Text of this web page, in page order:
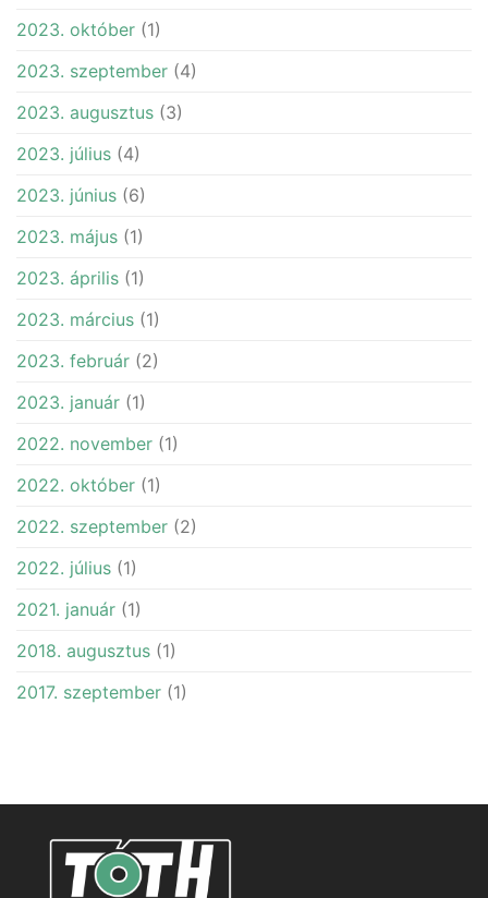
2023. október (1)
2023. szeptember (4)
2023. augusztus (3)
2023. július (4)
2023. június (6)
2023. május (1)
2023. április (1)
2023. március (1)
2023. február (2)
2023. január (1)
2022. november (1)
2022. október (1)
2022. szeptember (2)
2022. július (1)
2021. január (1)
2018. augusztus (1)
2017. szeptember (1)